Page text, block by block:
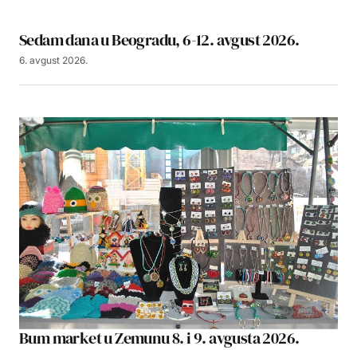
Sedam dana u Beogradu, 6-12. avgust 2026.
6. avgust 2026.
Bum market u Zemunu 8. i 9. avgusta 2026.